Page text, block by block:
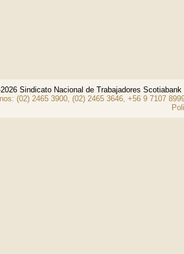
Sindicato Nacional de Trabajadores
(02) 2465 3900, (02) 2465 3646, +56 9 7107